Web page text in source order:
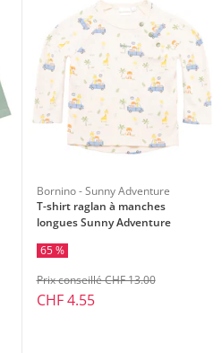
Bornino - Sunny Adventure
T-shirt raglan à manches
longues Sunny Adventure
65 %
CHF 4.55
Prix conseillé CHF 13.00